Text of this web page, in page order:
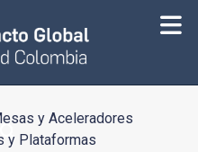
y Aceleradores
y Plataformas